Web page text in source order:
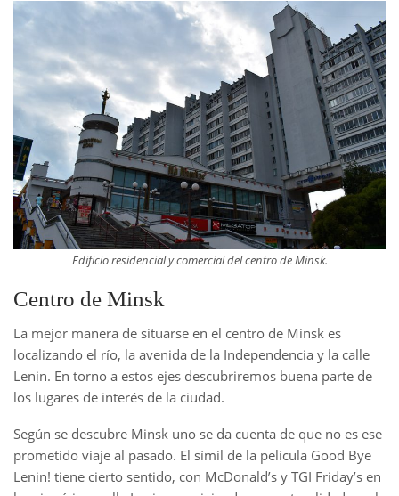
Edificio residencial y comercial del centro de Minsk.
Centro de Minsk
La mejor manera de situarse en el centro de Minsk es
localizando el río, la avenida de la Independencia y la calle
Lenin. En torno a estos ejes descubriremos buena parte de
los lugares de interés de la ciudad.
Según se descubre Minsk uno se da cuenta de que no es ese
prometido viaje al pasado. El símil de la película Good Bye
Lenin! tiene cierto sentido, con McDonald’s y TGI Friday’s en